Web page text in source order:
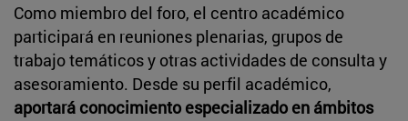
Como miembro del foro, el centro académico
participará en reuniones plenarias, grupos de
trabajo temáticos y otras actividades de consulta y
asesoramiento. Desde su perfil académico,
aportará conocimiento especializado en ámbitos